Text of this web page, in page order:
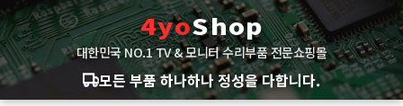
4yoShop
대한민국 NO.1 TV & 모니터 수리부품 전문쇼핑몰
모든 부품 하나하나 정성을 다합니다.